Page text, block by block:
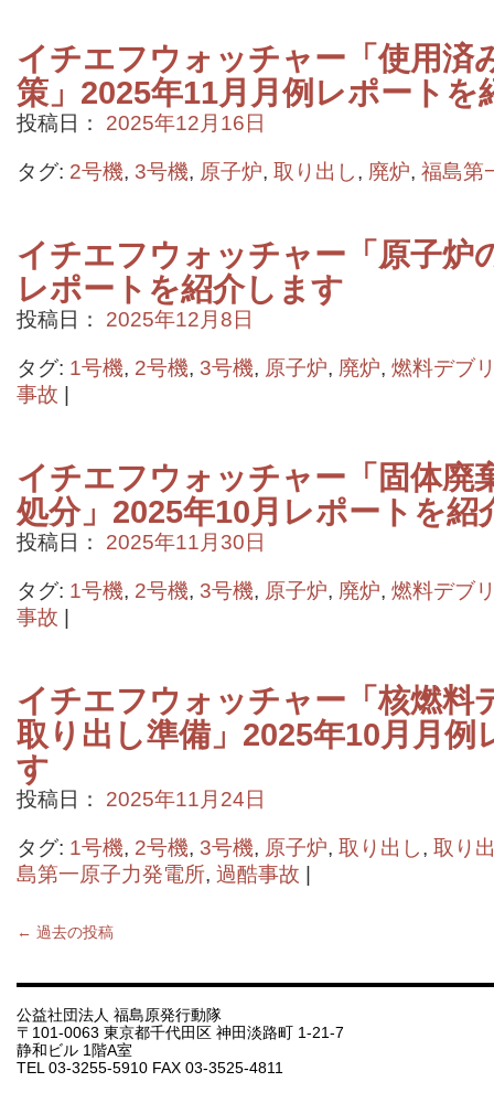
イチエフウォッチャー「使用済
策」2025年11月月例レポートを
投稿日： 2025年12月16日
タグ: 2号機, 3号機, 原子炉, 取り出し, 廃炉, 福島第
イチエフウォッチャー「原子炉
レポートを紹介します
投稿日： 2025年12月8日
タグ: 1号機, 2号機, 3号機, 原子炉, 廃炉, 燃料デブ
事故
イチエフウォッチャー「固体廃
処分」2025年10月レポートを紹
投稿日： 2025年11月30日
タグ: 1号機, 2号機, 3号機, 原子炉, 廃炉, 燃料デブ
事故
イチエフウォッチャー「核燃料
取り出し準備」2025年10月月例
す
投稿日： 2025年11月24日
タグ: 1号機, 2号機, 3号機, 原子炉, 取り出し, 取り
島第一原子力発電所, 過酷事故
← 過去の投稿
公益社団法人 福島原発行動隊
〒101-0063 東京都千代田区 神田淡路町 1-21-7
静和ビル 1階A室
TEL 03-3255-5910 FAX 03-3525-4811